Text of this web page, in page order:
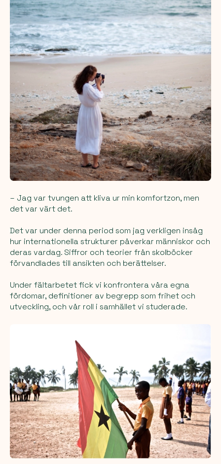
– Jag var tvungen att kliva ur min komfortzon, men
det var värt det.
Det var under denna period som jag verkligen insåg
hur internationella strukturer påverkar människor och
deras vardag. Siffror och teorier från skolböcker
förvandlades till ansikten och berättelser.
Under fältarbetet fick vi konfrontera våra egna
fördomar, definitioner av begrepp som frihet och
utveckling, och vår roll i samhället vi studerade.